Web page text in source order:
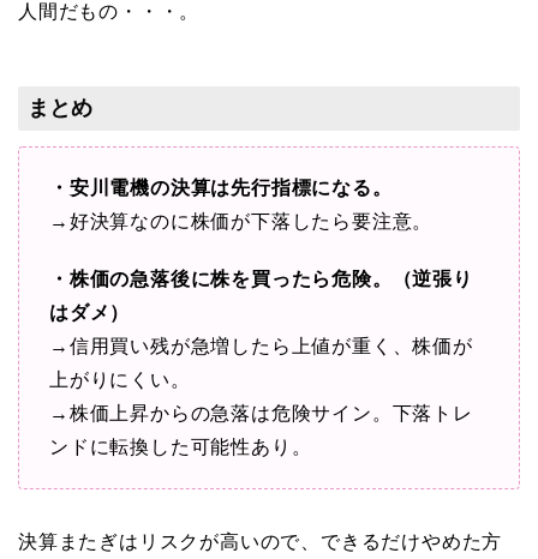
人間だもの・・・。
まとめ
・安川電機の決算は先行指標になる。
→好決算なのに株価が下落したら要注意。
・株価の急落後に株を買ったら危険。（逆張り
はダメ）
→信用買い残が急増したら上値が重く、株価が
上がりにくい。
→株価上昇からの急落は危険サイン。下落トレ
ンドに転換した可能性あり。
決算またぎはリスクが高いので、できるだけやめた方